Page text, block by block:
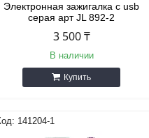
Электронная зажигалка с usb
серая арт JL 892-2
3 500 ₸
В наличии
Купить
141204-1